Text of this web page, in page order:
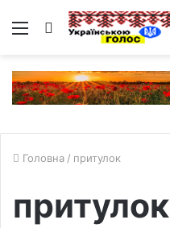
Меню Пошук
Головна / притулок
притулок